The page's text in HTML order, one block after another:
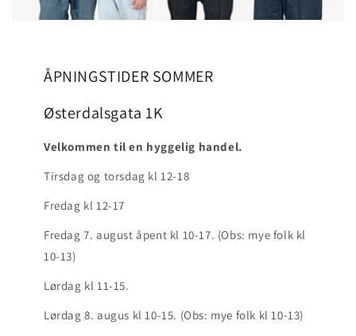
ÅPNINGSTIDER SOMMER
Østerdalsgata 1K
Velkommen til en hyggelig handel.
Tirsdag og torsdag kl 12-18
Fredag kl 12-17
Fredag 7. august åpent kl 10-17. (Obs: mye folk kl
10-13)
Lørdag kl 11-15.
Lørdag 8. augus kl 10-15. (Obs: mye folk kl 10-13)